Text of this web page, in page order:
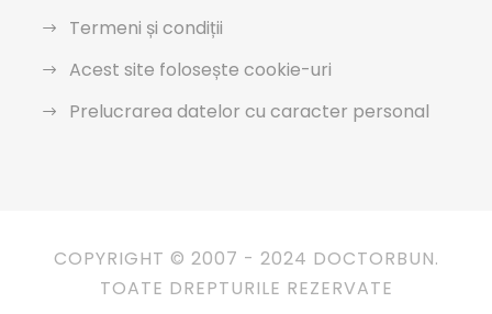
Termeni și condiții
Acest site folosește cookie-uri
Prelucrarea datelor cu caracter personal
COPYRIGHT © 2007 - 2024 DOCTORBUN.
TOATE DREPTURILE REZERVATE